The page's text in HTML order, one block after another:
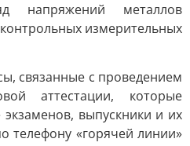
напряжений металлов
измерительных
связанные с проведением
аттестации, которые
экзаменов, выпускники и их
телефону «горячей линии»